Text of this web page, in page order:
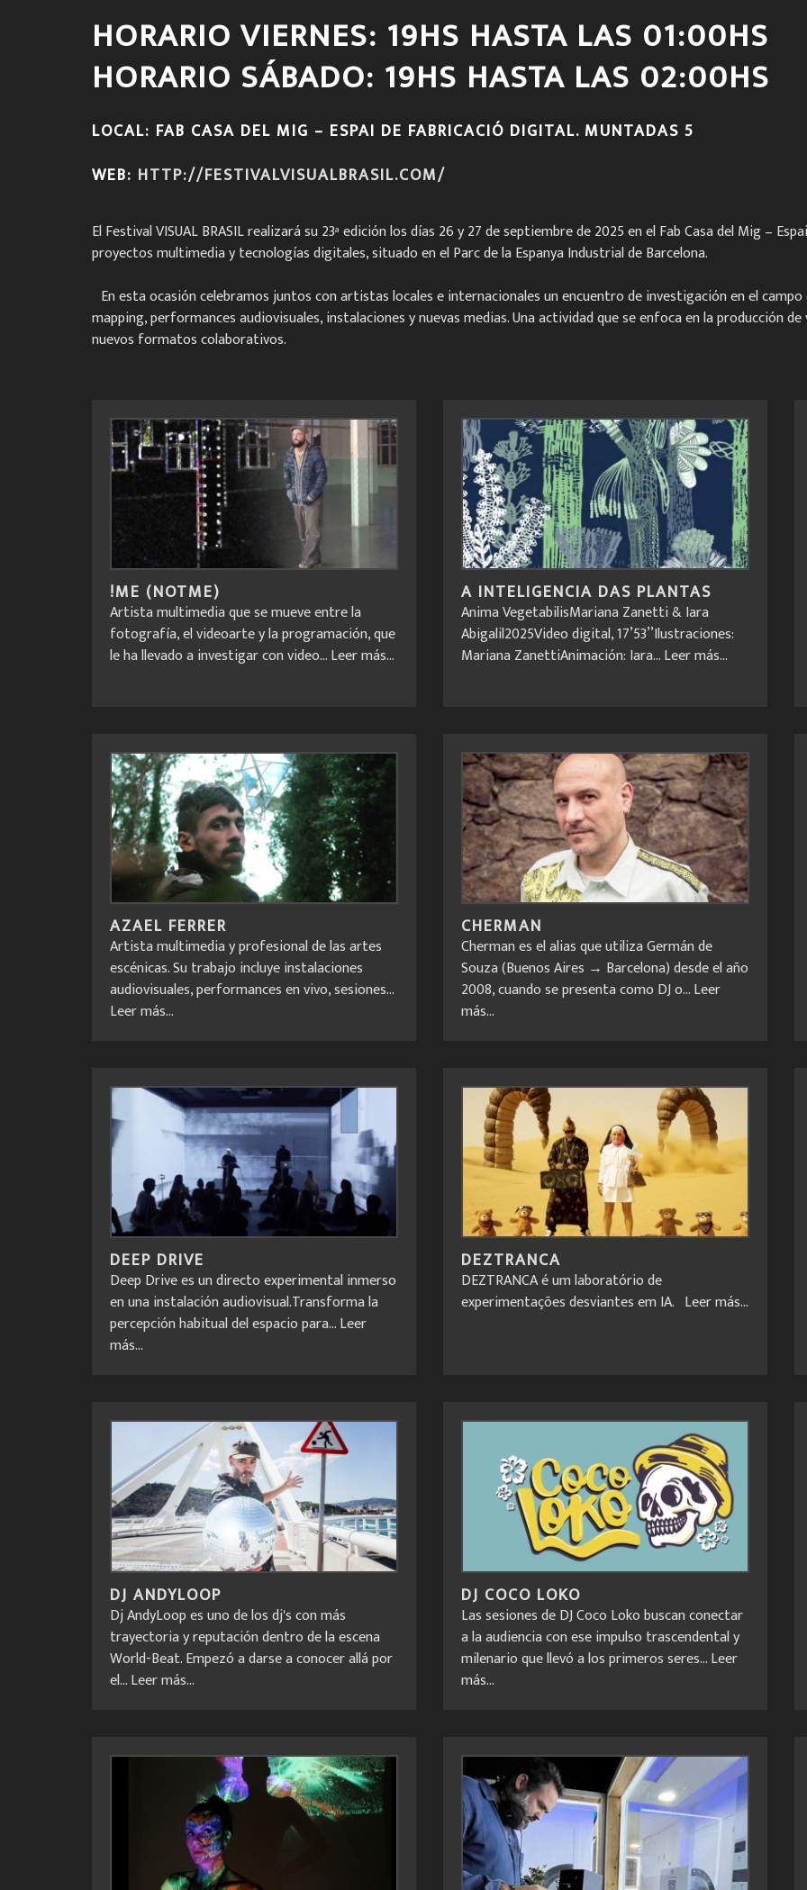
HORARIO VIERNES: 19HS HASTA LAS 01:00HS
HORARIO SÁBADO: 19HS HASTA LAS 02:00HS
LOCAL: FAB CASA DEL MIG – ESPAI DE FABRICACIÓ DIGITAL. MUNTADAS 5
WEB: HTTP://FESTIVALVISUALBRASIL.COM/
El Festival VISUAL BRASIL realizará su 23ª edición los días 26 y 27 de septiembre de 2025 en el Fab Casa del Mig –
proyectos multimedia y tecnologías digitales, situado en el Parc de la Espanya Industrial de Barcelona.
En esta ocasión celebramos juntos con artistas locales e internacionales un encuentro de investigación en el
mapping, performances audiovisuales, instalaciones y nuevas medias. Una actividad que se enfoca en la producción
nuevos formatos colaborativos.
!ME (NOTME)
Artista multimedia que se mueve entre la
fotografía, el videoarte y la programación, que
le ha llevado a investigar con video...Leer más...
A INTELIGENCIA DAS PLANTAS
Anima VegetabilisMariana Zanetti & Iara
Abigalil2025Video digital, 17’53’’Ilustraciones:
Mariana ZanettiAnimación: Iara...Leer más...
AZAEL FERRER
Artista multimedia y profesional de las artes
escénicas. Su trabajo incluye instalaciones
audiovisuales, performances en vivo, sesiones...
Leer más...
CHERMAN
Cherman es el alias que utiliza Germán de
Souza (Buenos Aires → Barcelona) desde el año
2008, cuando se presenta como DJ o...Leer
más...
DEEP DRIVE
Deep Drive es un directo experimental inmerso
en una instalación audiovisual.Transforma la
percepción habitual del espacio para...Leer
más...
DEZTRANCA
DEZTRANCA é um laboratório de
experimentações desviantes em IA. Leer más...
DJ ANDYLOOP
Dj AndyLoop es uno de los dj's con más
trayectoria y reputación dentro de la escena
World-Beat. Empezó a darse a conocer allá por
el...Leer más...
DJ COCO LOKO
Las sesiones de DJ Coco Loko buscan conectar
a la audiencia con ese impulso trascendental y
milenario que llevó a los primeros seres...Leer
más...